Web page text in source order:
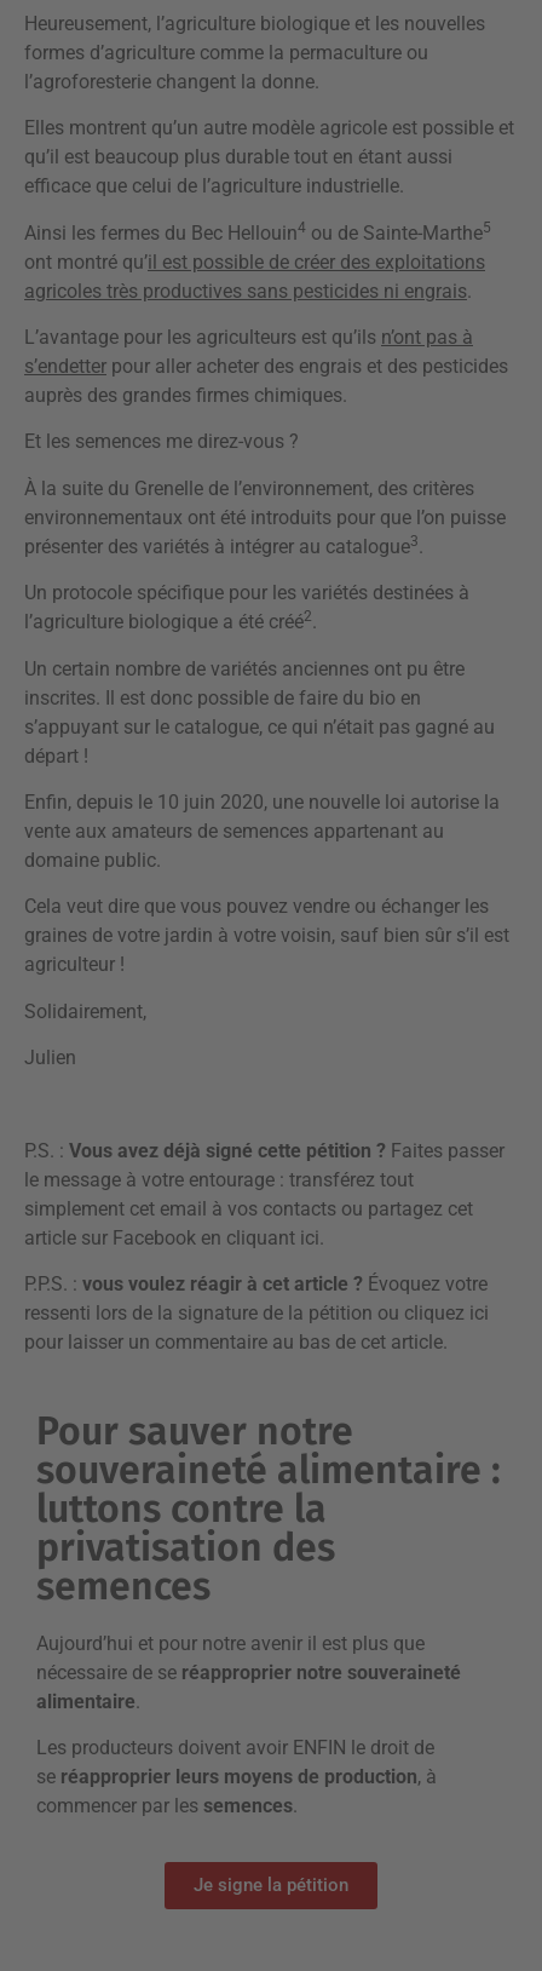
Heureusement, l’agriculture biologique et les nouvelles
formes d’agriculture comme la permaculture ou
l’agroforesterie changent la donne.
Elles montrent qu’un autre modèle agricole est possible et
qu’il est beaucoup plus durable tout en étant aussi
efficace que celui de l’agriculture industrielle.
Ainsi les fermes du Bec Hellouin4 ou de Sainte-Marthe5
ont montré qu’il est possible de créer des exploitations
agricoles très productives sans pesticides ni engrais.
L’avantage pour les agriculteurs est qu’ils n’ont pas à
s’endetter pour aller acheter des engrais et des pesticides
auprès des grandes firmes chimiques.
Et les semences me direz-vous ?
À la suite du Grenelle de l’environnement, des critères
environnementaux ont été introduits pour que l’on puisse
présenter des variétés à intégrer au catalogue3.
Un protocole spécifique pour les variétés destinées à
l’agriculture biologique a été créé2.
Un certain nombre de variétés anciennes ont pu être
inscrites. Il est donc possible de faire du bio en
s’appuyant sur le catalogue, ce qui n’était pas gagné au
départ !
Enfin, depuis le 10 juin 2020, une nouvelle loi autorise la
vente aux amateurs de semences appartenant au
domaine public.
Cela veut dire que vous pouvez vendre ou échanger les
graines de votre jardin à votre voisin, sauf bien sûr s’il est
agriculteur !
Solidairement,
Julien
P.S. : Vous avez déjà signé cette pétition ? Faites passer
le message à votre entourage : transférez tout
simplement cet email à vos contacts ou partagez cet
article sur Facebook en cliquant ici.
P.P.S. : vous voulez réagir à cet article ? Évoquez votre
ressenti lors de la signature de la pétition ou cliquez ici
pour laisser un commentaire au bas de cet article.
Pour sauver notre
souveraineté alimentaire :
luttons contre la
privatisation des
semences
Aujourd’hui et pour notre avenir il est plus que
nécessaire de se réapproprier notre souveraineté
alimentaire.
Les producteurs doivent avoir ENFIN le droit de
se réapproprier leurs moyens de production, à
commencer par les semences.
Je signe la pétition